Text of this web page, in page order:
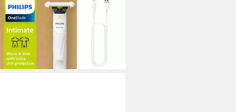
Elektrorasierer Intimate QP1924/30
ab 39,99 € 44,99 €
-11%
in 3-5 Werktagen bei dir